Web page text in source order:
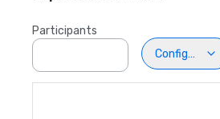
Participants
Configuration